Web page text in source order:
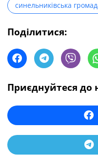
синельниківська
Поділитися:
Приєднуйтеся до